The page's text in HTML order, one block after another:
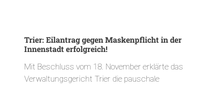
Trier: Eilantrag gegen Maskenpflicht in der
Innenstadt erfolgreich!
Mit Beschluss vom 18. November erklärte das
Verwaltungsgericht Trier die pauschale